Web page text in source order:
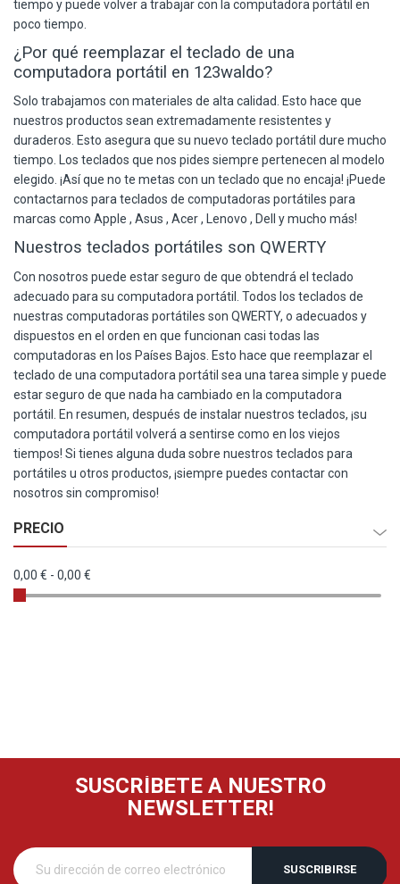
tiempo y puede volver a trabajar con la computadora portátil en
poco tiempo.
¿Por qué reemplazar el teclado de una
computadora portátil en 123waldo?
Solo trabajamos con materiales de alta calidad. Esto hace que
nuestros productos sean extremadamente resistentes y
duraderos. Esto asegura que su nuevo teclado portátil dure mucho
tiempo. Los teclados que nos pides siempre pertenecen al modelo
elegido. ¡Así que no te metas con un teclado que no encaja! ¡Puede
contactarnos para teclados de computadoras portátiles para
marcas como Apple , Asus , Acer, Lenovo , Dell y mucho más!
Nuestros teclados portátiles son QWERTY
Con nosotros puede estar seguro de que obtendrá el teclado
adecuado para su computadora portátil. Todos los teclados de
nuestras computadoras portátiles son QWERTY, o adecuados y
dispuestos en el orden en que funcionan casi todas las
computadoras en los Países Bajos. Esto hace que reemplazar el
teclado de una computadora portátil sea una tarea simple y puede
estar seguro de que nada ha cambiado en la computadora
portátil. En resumen, después de instalar nuestros teclados, ¡su
computadora portátil volverá a sentirse como en los viejos
tiempos! Si tienes alguna duda sobre nuestros teclados para
portátiles u otros productos, ¡siempre puedes contactar con
nosotros sin compromiso!
PRECIO
0,00 € - 0,00 €
SUSCRÍBETE A NUESTRO
NEWSLETTER!
SUSCRIBIRSE